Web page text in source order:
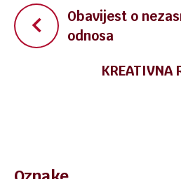
Navigacija
objava
Obavijest o
odnosa
KREATIVNA
Pretraži: